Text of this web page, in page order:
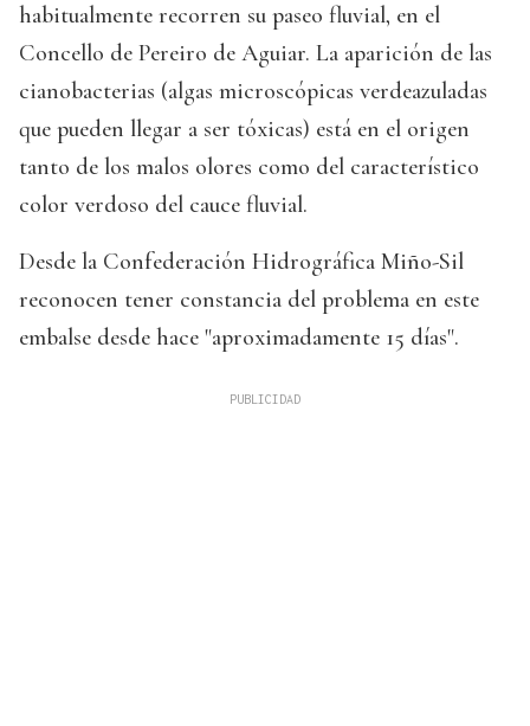
habitualmente recorren su paseo fluvial, en el
Concello de Pereiro de Aguiar. La aparición de las
cianobacterias (algas microscópicas verdeazuladas
que pueden llegar a ser tóxicas) está en el origen
tanto de los malos olores como del característico
color verdoso del cauce fluvial.
Desde la Confederación Hidrográfica Miño-Sil
reconocen tener constancia del problema en este
embalse desde hace "aproximadamente 15 días".